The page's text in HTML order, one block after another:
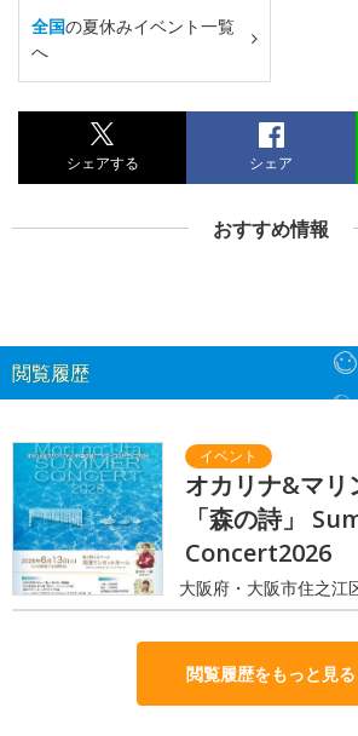
全国の夏休みイベント一覧
へ
シェアする シェア
おすすめ情報
閲覧履歴
オカリナ&マリ
「森の詩」
Concert2026
大阪府・大阪市住之江
閲覧履歴をもっと見る